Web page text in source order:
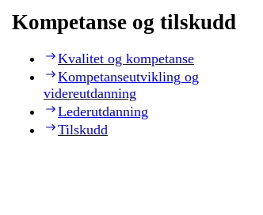
Kompetanse og tilskudd
Kvalitet og kompetanse
Kompetanseutvikling og
videreutdanning
Lederutdanning
Tilskudd